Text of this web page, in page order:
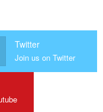
Twitter
Join us on Twitter